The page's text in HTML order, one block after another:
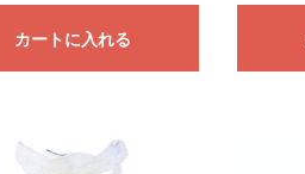
カートに入れる